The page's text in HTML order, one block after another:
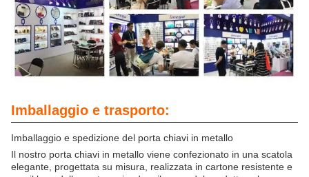
Imballaggio e trasporto:
Imballaggio e spedizione del porta chiavi in metallo
Il nostro porta chiavi in metallo viene confezionato in una scatola
elegante, progettata su misura, realizzata in cartone resistente e